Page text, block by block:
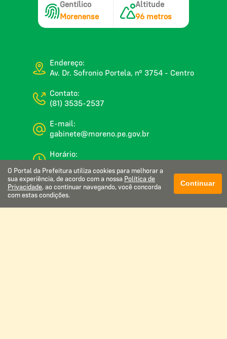
Gentílico
Morenense
Altitude
96 metros
Endereço:
Av. Dr. Sofronio Portela, nº 3754 - Centro
Contato:
(81) 3535-2537
E-mail:
gabinete@moreno.pe.gov.br
Horário:
Glossário
O Portal da Prefeitura utiliza cookies para melhorar a
sua experiência, de acordo com a nossa Política de
Privacidade, ao continuar navegando, você concorda
com estas condições.
Continuar